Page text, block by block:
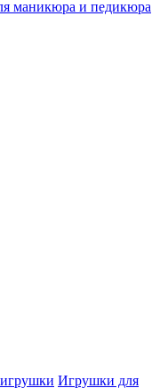
маникюра и педикюра
Игрушки для